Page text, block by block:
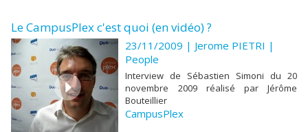
Le CampusPlex c'est quoi (en vidéo) ?
23/11/2009 | Jerome PIETRI |
People
Interview de Sébastien Simoni du 20
novembre 2009 réalisé par Jérôme
Bouteillier
CampusPlex